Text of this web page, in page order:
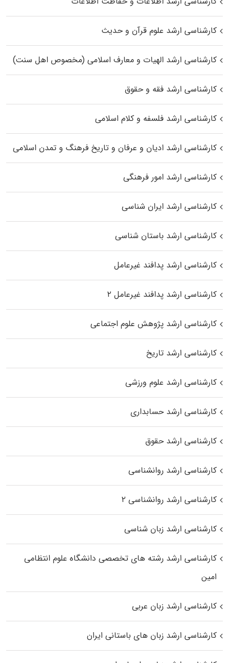
کارشناسی ارشد علوم قرآن و حدیث
کارشناسی ارشد الهیات و معارف اسلامی (مخصوص اهل سنت)
کارشناسی ارشد فقه و حقوق
کارشناسی ارشد فلسفه و کلام اسلامی
کارشناسی ارشد ادیان و عرفان و تاریخ فرهنگ و تمدن اسلامی
کارشناسی ارشد امور فرهنگی
کارشناسی ارشد ایران شناسی
کارشناسی ارشد باستان شناسی
کارشناسی ارشد پدافند غیرعامل
کارشناسی ارشد پدافند غیرعامل ۲
کارشناسی ارشد پژوهش علوم اجتماعی
کارشناسی ارشد تاریخ
کارشناسی ارشد علوم ورزشی
کارشناسی ارشد حسابداری
کارشناسی ارشد حقوق
کارشناسی ارشد روانشناسی
کارشناسی ارشد روانشناسی ۲
کارشناسی ارشد زبان شناسی
کارشناسی ارشد رﺷﺘﻪ ﻫﺎی تخصصی داﻧﺸﮕﺎه ﻋﻠﻮم انتظامی
اﻣﻴﻦ
کارشناسی ارشد زبان عربی
کارشناسی ارشد زبان‌ های باستانی ایران